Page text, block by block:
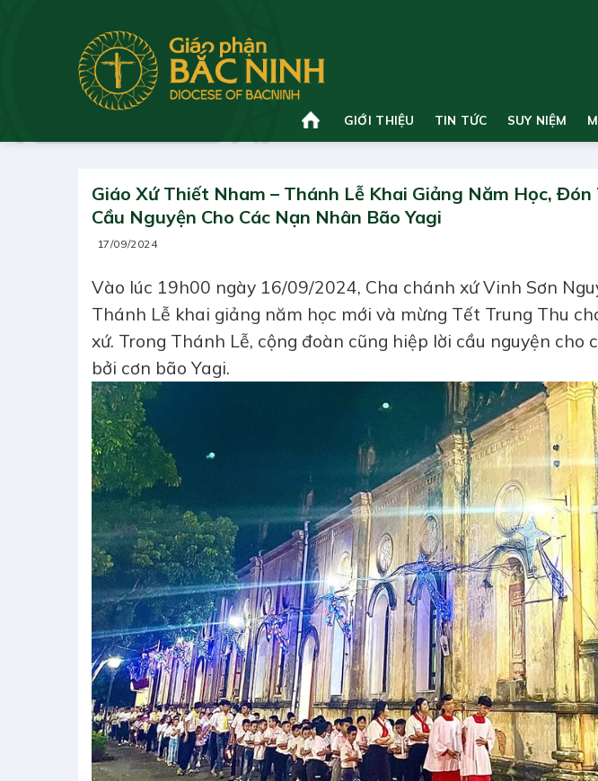
GIỚI THIỆU TIN TỨC SUY NIỆM
Giáo Xứ Thiết Nham – Thánh Lễ Khai Giảng Năm Học,
Cầu Nguyện Cho Các Nạn Nhân Bão Yagi
17/09/2024
Vào lúc 19h00 ngày 16/09/2024, Cha chánh xứ Vinh Sơn
Thánh Lễ khai giảng năm học mới và mừng Tết Trung Thu
xứ. Trong Thánh Lễ, cộng đoàn cũng hiệp lời cầu nguyện cho
bởi cơn bão Yagi.